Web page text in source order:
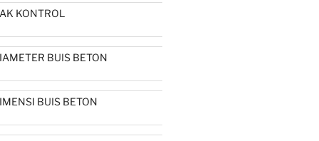
KONTROL
BUIS BETON
BUIS BETON